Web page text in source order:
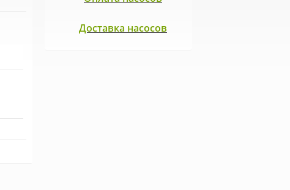
Доставка насосов